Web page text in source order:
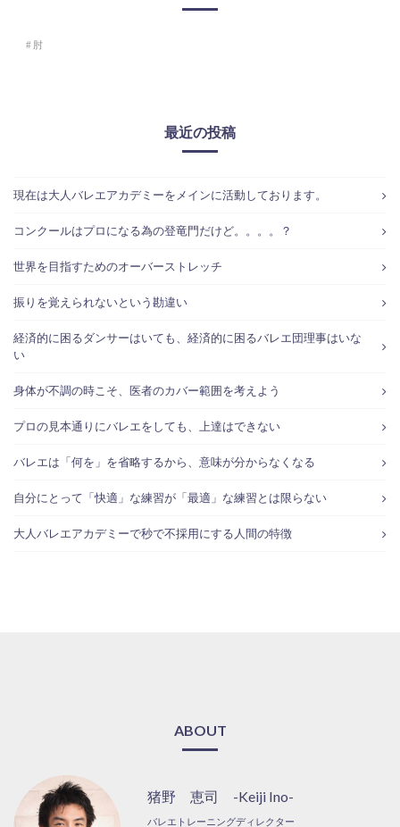
肘
最近の投稿
現在は大人バレエアカデミーをメインに活動しております。
コンクールはプロになる為の登竜門だけど。。。。？
世界を目指すためのオーバーストレッチ
振りを覚えられないという勘違い
経済的に困るダンサーはいても、経済的に困るバレエ団理事はいな
い
身体が不調の時こそ、医者のカバー範囲を考えよう
プロの見本通りにバレエをしても、上達はできない
バレエは「何を」を省略するから、意味が分からなくなる
自分にとって「快適」な練習が「最適」な練習とは限らない
大人バレエアカデミーで秒で不採用にする人間の特徴
ABOUT
猪野 恵司 -Keiji Ino-
バレエトレーニングディレクター